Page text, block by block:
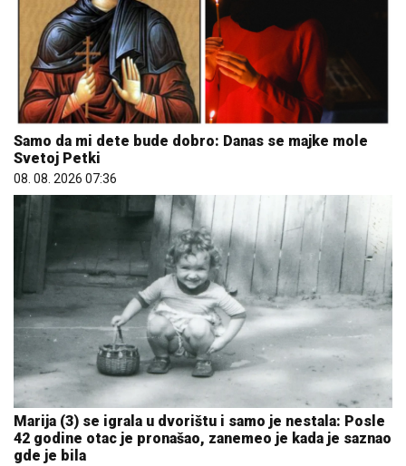
Samo da mi dete bude dobro: Danas se majke mole
Svetoj Petki
08. 08. 2026 07:36
Marija (3) se igrala u dvorištu i samo je nestala: Posle
42 godine otac je pronašao, zanemeo je kada je saznao
gde je bila